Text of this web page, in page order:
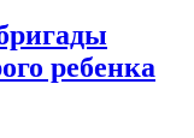
ребенка